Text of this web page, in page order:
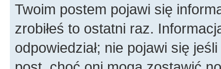
Twoim postem pojawi się
zrobiłeś to ostatni raz.
odpowiedział; nie pojawi się